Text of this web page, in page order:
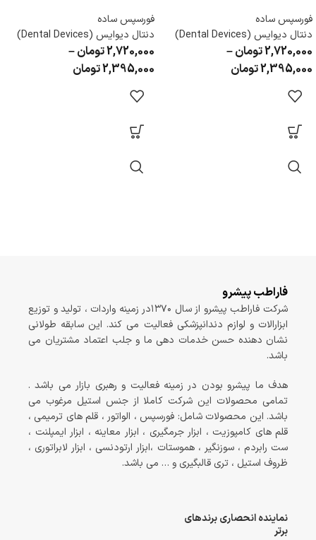
فورسپس ساده
دنتال دیوایس (Dental Devices)
2,720,000تومان–
2,395,000تومان
فورسپس ساده
دنتال دیوایس (Dental Devices)
2,720,000تومان–
2,395,000تومان
فاراطب پیشرو
شرکت فاراطب پیشرو از سال ۱۳۷۰در زمینه واردات ، تولید و توزیع
ابزارالات و لوازم دندانپزشکی فعالیت می کند. این سابقه طولانی
نشان دهنده حسن خدمات دهی ما و جلب اعتماد مشتریان می
باشد.
هدف ما پیشرو بودن در زمینه فعالیت و رهبری بازار می باشد .
تمامی محصولات این شرکت کاملا از جنس استیل مرغوب می
باشد. این محصولات شامل: فورسپس ، الواتور ، قلم های ترمیمی ،
قلم های کامپوزیت ، ابزار جرمگیری ، ابزار معاینه ، ابزار ایمپلنت ،
ست رابردم ، سوزنگیر ، هموستات ،ابزار ارتودنسی ، ابزار لابراتوری ،
ظروف استیل ، تری قالبگیری و … می باشد.
نماینده انحصاری برندهای
برتر